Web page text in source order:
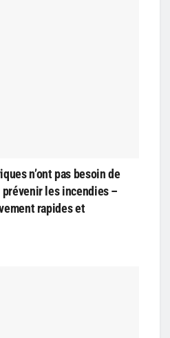
n’ont pas besoin de
les incendies –
rapides et